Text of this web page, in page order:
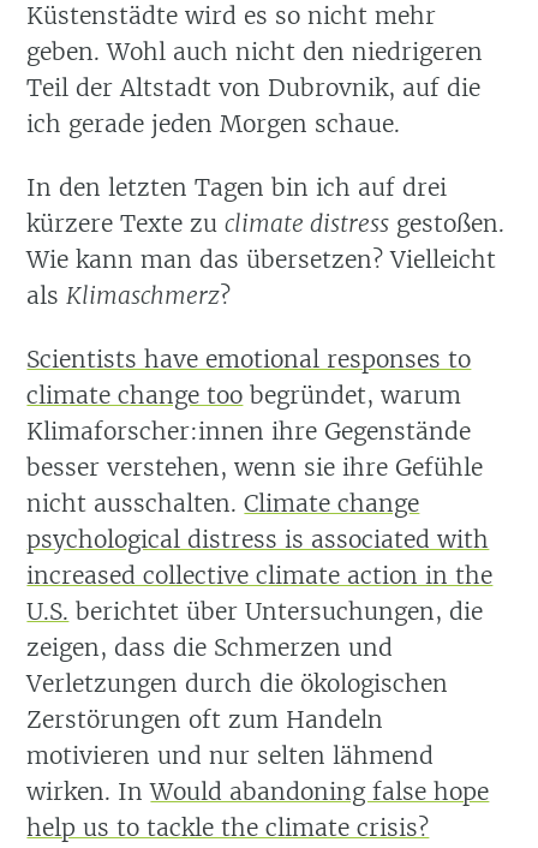
Küstenstädte wird es so nicht mehr
geben. Wohl auch nicht den niedrigeren
Teil der Altstadt von Dubrovnik, auf die
ich gerade jeden Morgen schaue.
In den letzten Tagen bin ich auf drei
kürzere Texte zuclimate distress gestoßen.
Wie kann man das übersetzen? Vielleicht
alsKlimaschmerz?
Scientists have emotional responses to
climate change too begründet, warum
Klimaforscher:innen ihre Gegenstände
besser verstehen, wenn sie ihre Gefühle
nicht ausschalten.Climate change
psychological distress is associated with
increased collective climate action in the
U.S. berichtet über Untersuchungen, die
zeigen, dass die Schmerzen und
Verletzungen durch die ökologischen
Zerstörungen oft zum Handeln
motivieren und nur selten lähmend
wirken. InWould abandoning false hope
help us to tackle the climate crisis?